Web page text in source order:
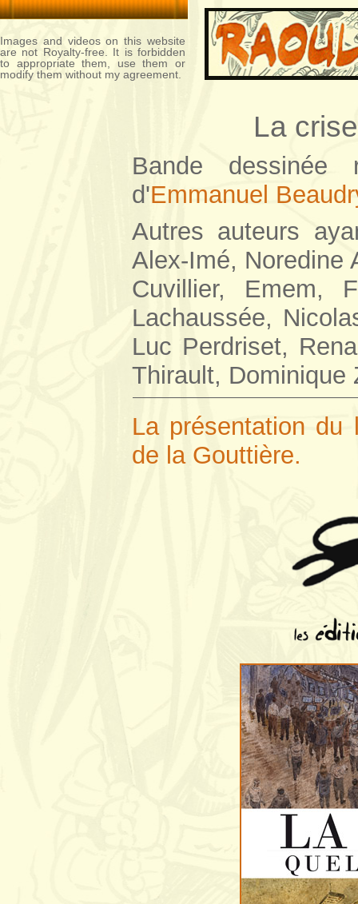
Images and videos on this website
are not Royalty-free. It is forbidden
to appropriate them, use them or
modify them without my agreement.
La
Bande dessinée
d'Emmanuel
Autres auteurs
Alex-Imé, Noredine
Cuvillier, Emem,
Lachaussée,
Luc Perdriset,
Thirault, Dominique
La présentation
de la Gouttière.